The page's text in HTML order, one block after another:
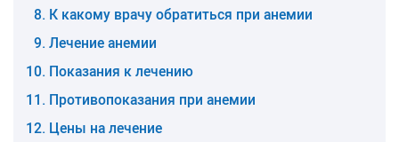
К какому врачу обратиться при анемии
Лечение анемии
Показания к лечению
Противопоказания при анемии
Цены на лечение